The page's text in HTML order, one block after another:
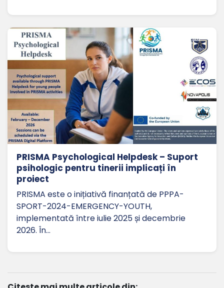
PRISMA Psychological Helpdesk – Suport
psihologic pentru tinerii implicați în
proiect
PRISMA este o inițiativă finanțată de PPPA-
SPORT-2024-EMERGENCY-YOUTH,
implementată între iulie 2025 și decembrie
2026. În…